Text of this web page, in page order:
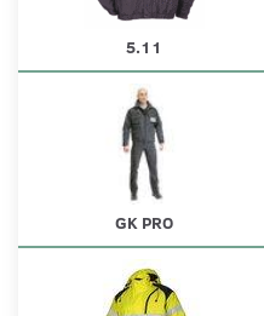
5.11
GK PRO